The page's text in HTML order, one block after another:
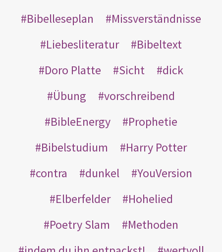
Bibelleseplan
Missverständnisse
Liebesliteratur
Bibeltext
Doro Platte
Sicht
dick
Übung
vorschreibend
BibleEnergy
Prophetie
Bibelstudium
Harry Potter
contra
dunkel
YouVersion
Elberfelder
Hohelied
Poetry Slam
Methoden